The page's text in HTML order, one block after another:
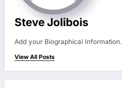
Steve Jolibois
Add your Biographical Information.
View All Posts